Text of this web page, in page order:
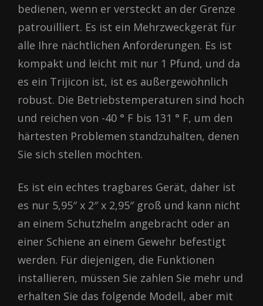
bedienen, wenn er versteckt an der Grenze
patrouilliert. Es ist ein Mehrzweckgerät für
alle Ihre nächtlichen Anforderungen. Es ist
kompakt und leicht mit nur 1 Pfund, und da
es ein Trijicon ist, ist es außergewöhnlich
robust. Die Betriebstemperaturen sind hoch
und reichen von -40 ° F bis 131 ° F, um den
härtesten Problemen standzuhalten, denen
Sie sich stellen möchten.
Es ist ein echtes tragbares Gerät, daher ist
es nur 5,95″ x 2″ x 2,95″ groß und kann nicht
an einem Schutzhelm angebracht oder an
einer Schiene an einem Gewehr befestigt
werden. Für diejenigen, die Funktionen
installieren, müssen Sie zahlen Sie mehr und
erhalten Sie das folgende Modell, aber mit